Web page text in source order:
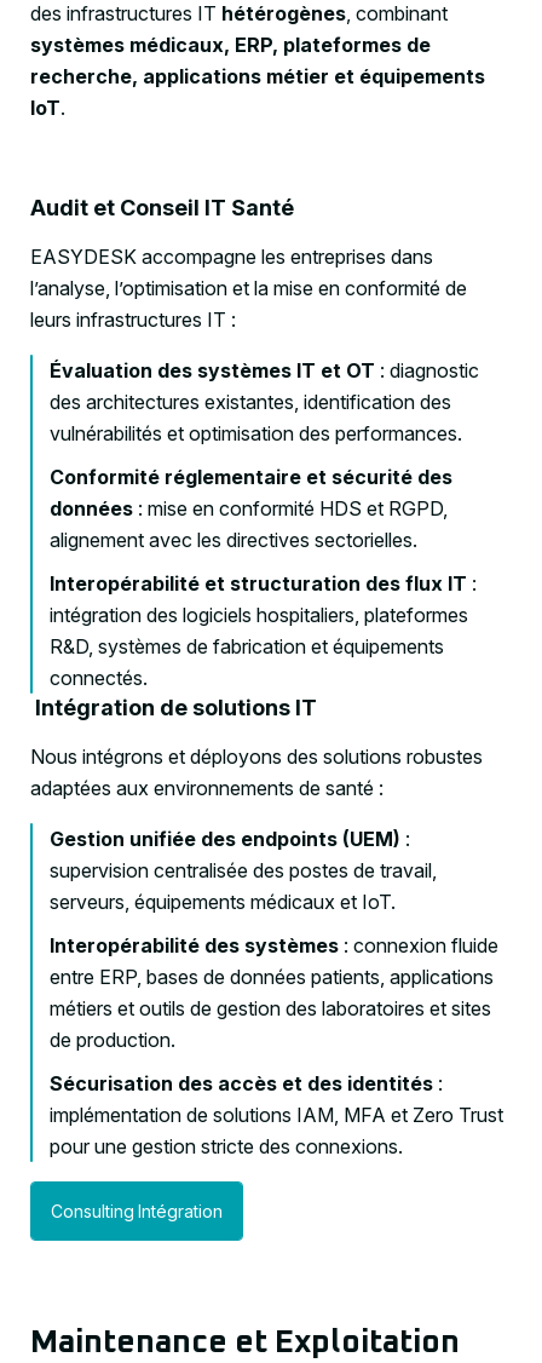
des infrastructures IT hétérogènes, combinant
systèmes médicaux, ERP, plateformes de
recherche, applications métier et équipements
IoT.
Audit et Conseil IT Santé
EASYDESK accompagne les entreprises dans
l’analyse, l’optimisation et la mise en conformité de
leurs infrastructures IT :
Évaluation des systèmes IT et OT : diagnostic
des architectures existantes, identification des
vulnérabilités et optimisation des performances.
Conformité réglementaire et sécurité des
données : mise en conformité HDS et RGPD,
alignement avec les directives sectorielles.
Interopérabilité et structuration des flux IT :
intégration des logiciels hospitaliers, plateformes
R&D, systèmes de fabrication et équipements
connectés.
Intégration de solutions IT
Nous intégrons et déployons des solutions robustes
adaptées aux environnements de santé :
Gestion unifiée des endpoints (UEM) :
supervision centralisée des postes de travail,
serveurs, équipements médicaux et IoT.
Interopérabilité des systèmes : connexion fluide
entre ERP, bases de données patients, applications
métiers et outils de gestion des laboratoires et sites
de production.
Sécurisation des accès et des identités :
implémentation de solutions IAM, MFA et Zero Trust
pour une gestion stricte des connexions.
Consulting Intégration
Maintenance et Exploitation